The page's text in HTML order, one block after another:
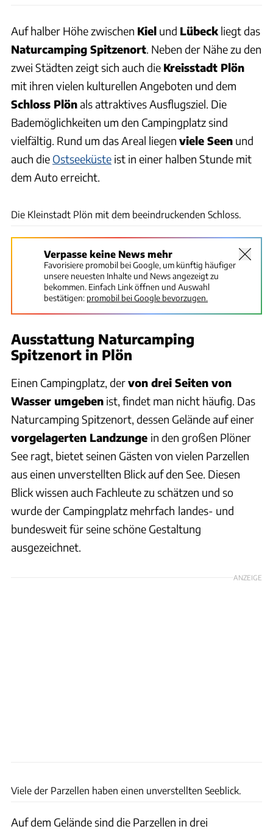
Auf halber Höhe zwischen Kiel und Lübeck liegt das
Naturcamping Spitzenort. Neben der Nähe zu den
zwei Städten zeigt sich auch die Kreisstadt Plön
mit ihren vielen kulturellen Angeboten und dem
Schloss Plönals attraktives Ausflugsziel. Die
Bademöglichkeiten um den Campingplatz sind
vielfältig. Rund um das Areal liegen viele Seen und
auch die Ostseeküste ist in einer halben Stunde mit
dem Auto erreicht.
Die Kleinstadt Plön mit dem beeindruckenden Schloss.
Verpasse keine News mehr
Favorisiere promobil bei Google, um künftig häufiger
unsere neuesten Inhalte und News angezeigt zu
bekommen. Einfach Link öffnen und Auswahl
bestätigen: promobil bei Google bevorzugen.
Ausstattung Naturcamping
Spitzenort in Plön
Einen Campingplatz, dervon drei Seiten von
Wasser umgeben ist, findet man nicht häufig. Das
Naturcamping Spitzenort, dessen Gelände auf einer
vorgelagerten Landzunge in den großen Plöner
See ragt, bietet seinen Gästen von vielen Parzellen
aus einen unverstellten Blick auf den See. Diesen
Blick wissen auch Fachleute zu schätzen und so
wurde der Campingplatz mehrfach landes- und
bundesweit für seine schöne Gestaltung
ausgezeichnet.
ANZEIGE
Viele der Parzellen haben einen unverstellten Seeblick.
Auf dem Gelände sind die Parzellen in drei